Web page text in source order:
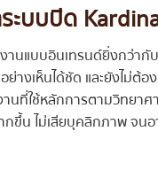
บบปิด
านแบบอินเทรนด์ยิ่งกว่ากับ
างเห็นได้ชัด และยังไม่ต้อ
นที่ใช้หลักการตามวิทยา
กขึ้น ไม่เสียบุคลิกภาพ จ